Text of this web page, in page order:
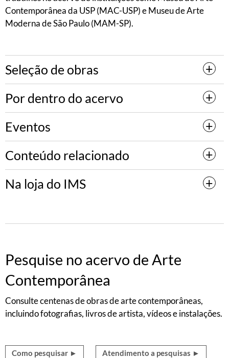
Contemporânea da USP (MAC-USP) e Museu de Arte
Moderna de São Paulo (MAM-SP).
Seleção de obras
Por dentro do acervo
Eventos
Conteúdo relacionado
Na loja do IMS
Pesquise no acervo de Arte
Contemporânea
Consulte centenas de obras de arte contemporâneas,
incluindo fotografias, livros de artista, vídeos e instalações.
Como pesquisar ► Atendimento a pesquisas ►